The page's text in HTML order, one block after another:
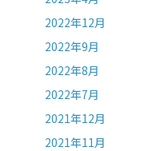
2022年12月
2022年9月
2022年8月
2022年7月
2021年12月
2021年11月